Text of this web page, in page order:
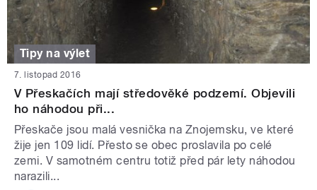
Tipy na výlet
7. listopad 2016
V Přeskačích mají středověké podzemí. Objevili
ho náhodou při...
Přeskače jsou malá vesnička na Znojemsku, ve které
žije jen 109 lidí. Přesto se obec proslavila po celé
zemi. V samotném centru totiž před pár lety náhodou
narazili...